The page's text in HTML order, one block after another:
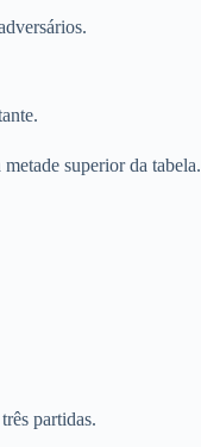
superior da tabela.
partidas.